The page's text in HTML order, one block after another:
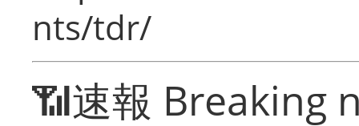
nts/tdr/
📶速報 Breaking